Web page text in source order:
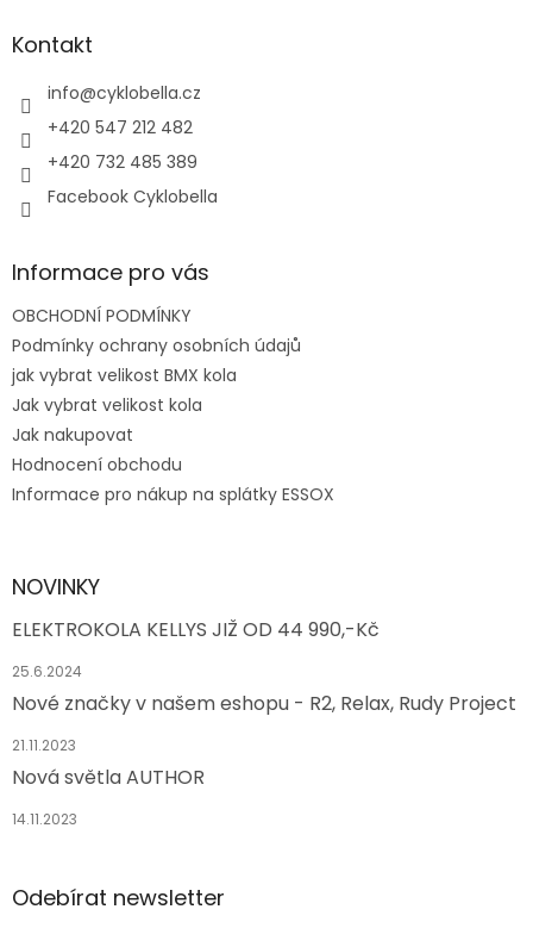
aKontakt
info@cyklobella.cz
+420 547 212 482
+420 732 485 389
Facebook Cyklobella
Informace pro vás
OBCHODNÍ PODMÍNKY
Podmínky ochrany osobních údajů
jak vybrat velikost BMX kola
Jak vybrat velikost kola
Jak nakupovat
Hodnocení obchodu
Informace pro nákup na splátky ESSOX
NOVINKY
ELEKTROKOLA KELLYS JIŽ OD 44 990,-Kč
25.6.2024
Nové značky v našem eshopu - R2, Relax, Rudy Project
21.11.2023
Nová světla AUTHOR
14.11.2023
Odebírat newsletter